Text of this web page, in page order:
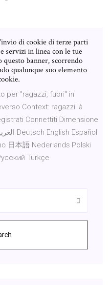
di cookie di terze parti
servizi in linea con le tue
questo banner, scorrendo
qualunque suo elemento
per "ragazzi, fuori" in
Context: ragazzi là
Connettiti Dimensione
Türkçe